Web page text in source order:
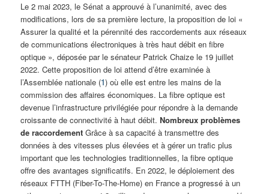
Le 2 mai 2023, le Sénat a approuvé à l’unanimité, avec des
modifications, lors de sa première lecture, la proposition de loi «
Assurer la qualité et la pérennité des raccordements aux réseaux
de communications électroniques à très haut débit en fibre
optique », déposée par le sénateur Patrick Chaize le 19 juillet
2022. Cette proposition de loi attend d’être examinée à
l’Assemblée nationale (1) où elle est entre les mains de la
commission des affaires économiques. La fibre optique est
devenue l’infrastructure privilégiée pour répondre à la demande
croissante de connectivité à haut débit.Nombreux problèmes
de raccordementGrâce à sa capacité à transmettre des
données à des vitesses plus élevées et à gérer un trafic plus
important que les technologies traditionnelles, la fibre optique
offre des avantages significatifs. En 2022, le déploiement des
réseaux FTTH (Fiber-To-The-Home) en France a progressé à un